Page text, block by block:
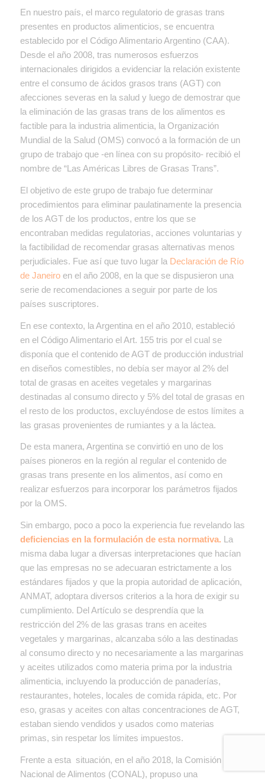
En nuestro país, el marco regulatorio de grasas trans
presentes en productos alimenticios, se encuentra
establecido por el Código Alimentario Argentino (CAA).
Desde el año 2008, tras numerosos esfuerzos
internacionales dirigidos a evidenciar la relación existente
entre el consumo de ácidos grasos trans (AGT) con
afecciones severas en la salud y luego de demostrar que
la eliminación de las grasas trans de los alimentos es
factible para la industria alimenticia, la Organización
Mundial de la Salud (OMS) convocó a la formación de un
grupo de trabajo que -en línea con su propósito- recibió el
nombre de “Las Américas Libres de Grasas Trans”.
El objetivo de este grupo de trabajo fue determinar
procedimientos para eliminar paulatinamente la presencia
de los AGT de los productos, entre los que se
encontraban medidas regulatorias, acciones voluntarias y
la factibilidad de recomendar grasas alternativas menos
perjudiciales. Fue así que tuvo lugar la Declaración de Río
de Janeiroen el año 2008, en la que se dispusieron una
serie de recomendaciones a seguir por parte de los
países suscriptores.
En ese contexto, la Argentina en el año 2010, estableció
en el Código Alimentario el Art. 155 tris por el cual se
disponía que el contenido de AGT de producción industrial
en diseños comestibles, no debía ser mayor al 2% del
total de grasas en aceites vegetales y margarinas
destinadas al consumo directo y 5% del total de grasas en
el resto de los productos, excluyéndose de estos límites a
las grasas provenientes de rumiantes y a la láctea.
De esta manera, Argentina se convirtió en uno de los
países pioneros en la región al regular el contenido de
grasas trans presente en los alimentos, así como en
realizar esfuerzos para incorporar los parámetros fijados
por la OMS.
Sin embargo, poco a poco la experiencia fue revelando las
deficiencias en la formulación de esta normativa. La
misma daba lugar a diversas interpretaciones que hacían
que las empresas no se adecuaran estrictamente a los
estándares fijados y que la propia autoridad de aplicación,
ANMAT, adoptara diversos criterios a la hora de exigir su
cumplimiento. Del Artículo se desprendía que la
restricción del 2% de las grasas trans en aceites
vegetales y margarinas, alcanzaba sólo a las destinadas
al consumo directo y no necesariamente a las margarinas
y aceites utilizados como materia prima por la industria
alimenticia, incluyendo la producción de panaderías,
restaurantes, hoteles, locales de comida rápida, etc. Por
eso, grasas y aceites con altas concentraciones de AGT,
estaban siendo vendidos y usados como materias
primas, sin respetar los límites impuestos.
Frente a esta situación, en el año 2018, la Comisión
Nacional de Alimentos (CONAL), propuso una